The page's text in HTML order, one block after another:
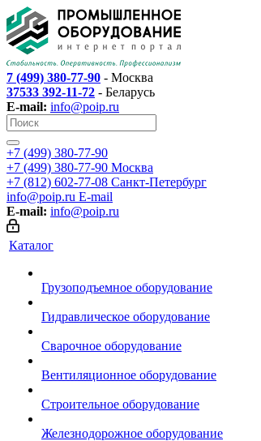
7 (499) 380-77-90 - Москва
37533 392-11-72 - Беларусь
E-mail: info@poip.ru
+7 (499) 380-77-90
+7 (499) 380-77-90 Москва
+7 (812) 602-77-08 Санкт-Петербург
info@poip.ru E-mail
E-mail: info@poip.ru
Каталог
Грузоподъемное оборудование
Гидравлическое оборудование
Сварочное оборудование
Вентиляционное оборудование
Строительное оборудование
Железнодорожное оборудование